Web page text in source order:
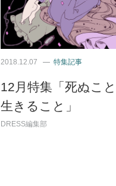
2018.12.07 特集記事
12月特集「死ぬこ
生きること」
DRESS編集部